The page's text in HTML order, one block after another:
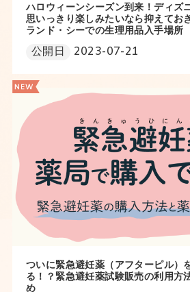
ハロウィーンシーズン到来！ディズ
思いっきり楽しみたいなら抑えてお
ランド・シーでの生理用品入手場所
公開日 2023-07-21
ついに緊急避妊薬（アフターピル）
る！？緊急避妊薬試験販売の利用方
め